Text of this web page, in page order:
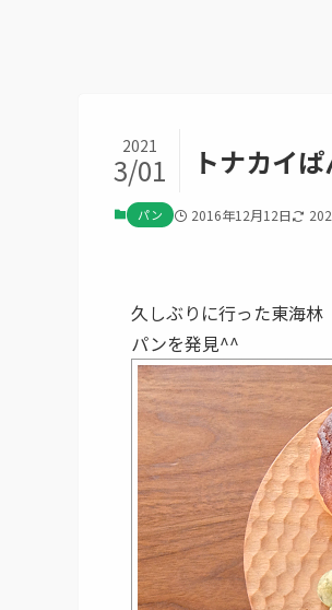
トナカイ
2021
3/01
パン 2016年12月12日
久しぶりに行った東海林
パンを発見^^